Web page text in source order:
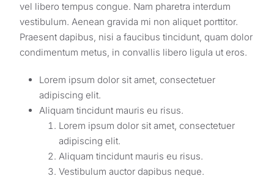
vel libero tempus congue. Nam pharetra interdum
vestibulum. Aenean gravida mi non aliquet porttitor.
Praesent dapibus, nisi a faucibus tincidunt, quam dolor
condimentum metus, in convallis libero ligula ut eros.
Lorem ipsum dolor sit amet, consectetuer
adipiscing elit.
Aliquam tincidunt mauris eu risus.
Lorem ipsum dolor sit amet, consectetuer
adipiscing elit.
Aliquam tincidunt mauris eu risus.
Vestibulum auctor dapibus neque.